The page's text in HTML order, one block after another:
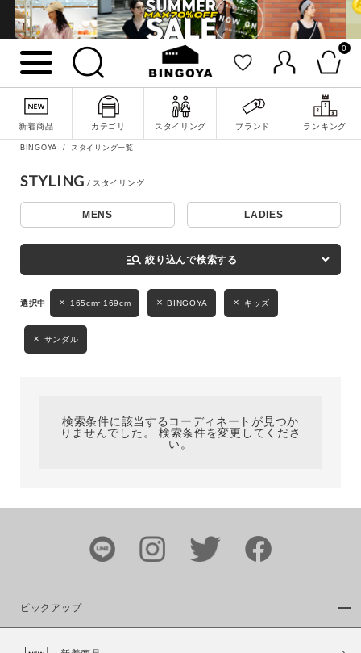
0
新着商品 カテゴリ スタイリング ブランド ランキング
詳細検索
キーワード
性別
MENS LADIES KIDS
ブランド
BINGOYA スタイリング一覧
STYLING
MENS LADIES
manage_search 絞り込んで検索する
165cm~169cm BINGOYA キッズ
サンダル
検索条件に該当するコーディネートが見つか
りませんでした。 検索条件を変更してくださ
い。
ピックアップ